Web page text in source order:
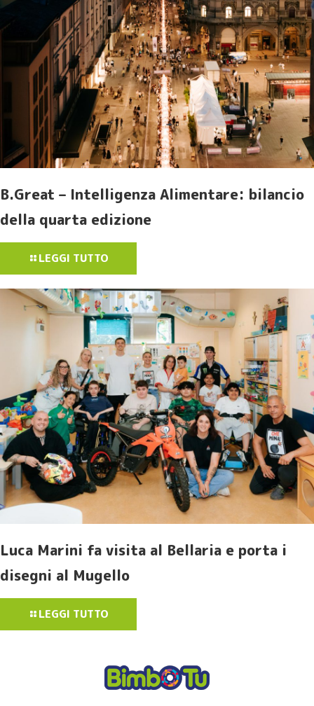
B.Great – Intelligenza Alimentare: bilancio
della quarta edizione
LEGGI TUTTO
Luca Marini fa visita al Bellaria e porta i
disegni al Mugello
LEGGI TUTTO